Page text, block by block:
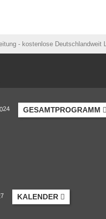
GESAMTPROGRAMM
KALENDER